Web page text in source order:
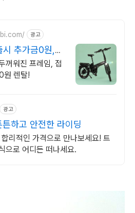
광고
추가금0원,
꺼워진 프레임, 접
원 렌탈!
광고
하고 안전한 라이딩
리적인 가격으로 만나보세요! 트
으로 어디든 떠나세요.